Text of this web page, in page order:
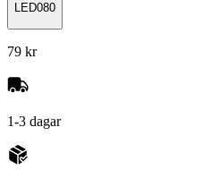
LED080
79 kr
1-3 dagar